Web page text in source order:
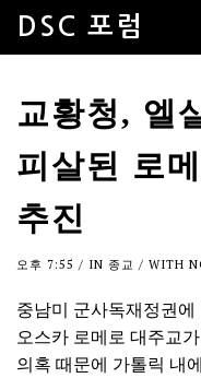
DSC 포럼
교황청, 엘
피살된 로
추진
오후 7:55 / IN 종교 / WITH
중남미 군사독재정권
오스카 로메로 대주교가
의혹 때문에 가톨릭 내